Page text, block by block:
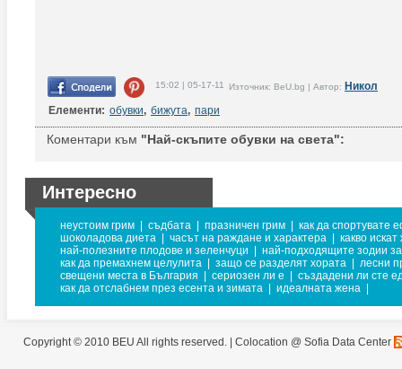
15:02 | 05-17-11 Източник: BeU.bg | Автор: Никол
Елементи: обувки, бижута, пари
Коментари към "Най-скъпите обувки на света":
Интересно
неустоим грим съдбата празничен грим
как да спортувате
шоколадова диета
часът на раждане и характера
какво
най-полезните плодове и зеленчуци
най-подходящите зодии
как да премахнем целулита
защо се разделят хората
лесни
свещени места в България
сериозен ли е
създадени ли сте
как да отслабнем през есента и зимата
идеалната жена
Copyright © 2010 BEU All rights reserved. | Colocation @ Sofia Data Center